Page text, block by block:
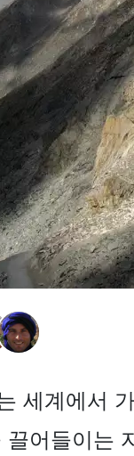
세계에서
끌어들이는